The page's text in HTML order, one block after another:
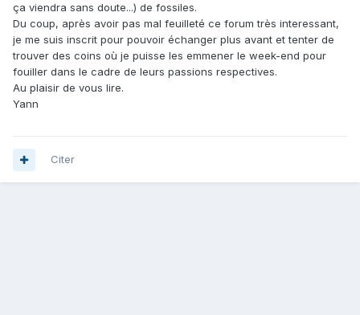
ça viendra sans doute...) de fossiles.
Du coup, après avoir pas mal feuilleté ce forum très interessant,
je me suis inscrit pour pouvoir échanger plus avant et tenter de
trouver des coins où je puisse les emmener le week-end pour
fouiller dans le cadre de leurs passions respectives.
Au plaisir de vous lire.
Yann
Citer